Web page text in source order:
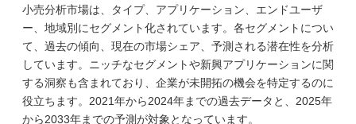
小売分析市場は、タイプ、アプリケーション、エンドユーザ
ー、地域別にセグメント化されています。各セグメントについ
て、過去の傾向、現在の市場シェア、予測される潜在性を分析
しています。ニッチなセグメントや新興アプリケーションに関
する洞察も含まれており、企業が未開拓の機会を特定するのに
役立ちます。2021年から2024年までの過去データと、2025年
から2033年までの予測が対象となっています。